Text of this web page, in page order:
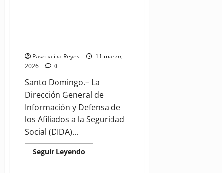
Pascualina Reyes
11 marzo,
2026
0
Santo Domingo.– La
Dirección General de
Información y Defensa de
los Afiliados a la Seguridad
Social (DIDA)...
Seguir Leyendo
more